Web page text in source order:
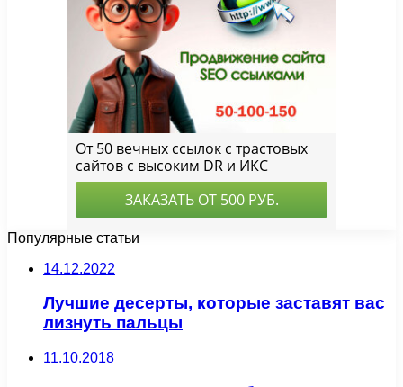
Популярные статьи
14.12.2022
Лучшие десерты, которые заставят вас
лизнуть пальцы
11.10.2018